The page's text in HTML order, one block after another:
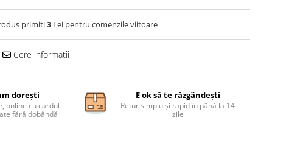
primiti3 Lei pentru comenzile viitoare
Cere informatii
dorești
online cu cardul
fără dobândă
E ok să te răzgândești
Retur simplu și rapid în până la 14
zile